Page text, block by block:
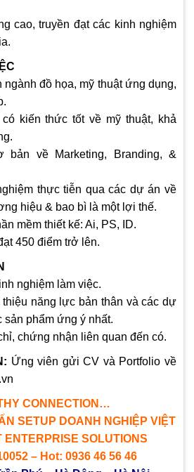
cao, truyền đạt các kinh nghiệm
ngành đồ họa, mỹ thuật ứng dụng,
kiến thức tốt về mỹ thuật, khả
về Marketing, Branding, &
thực tiễn qua các dự án về
hiệu & bao bì là một lợi thế.
mềm thiết kế: Ai, PS, ID.
450 điểm trở lên.
nghiệm làm việc.
năng lực bản thân và các dự
phẩm ứng ý nhất.
chứng nhận liên quan đến có.
Ứng viên gửi CV và Portfolio về
CONNECTION…
SETUP DOANH NGHIỆP VIỆT
ENTERPRISE SOLUTIONS
– Hot: 0936 46 56 46